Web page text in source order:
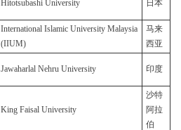
Hitotsubashi University 日本
International Islamic University Malaysia
(IIUM)
马来
西亚
Jawaharlal Nehru University 印度
King Faisal University
沙特
阿拉
伯